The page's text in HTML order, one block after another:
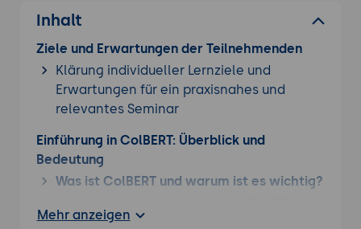
Inhalt
Ziele und Erwartungen der Teilnehmenden
Klärung individueller Lernziele und
Erwartungen für ein praxisnahes und
relevantes Seminar
Einführung in ColBERT: Überblick und
Bedeutung
Was ist ColBERT und warum ist es wichtig?
state-of-the-art Dense Retrieval-
Mehr anzeigen